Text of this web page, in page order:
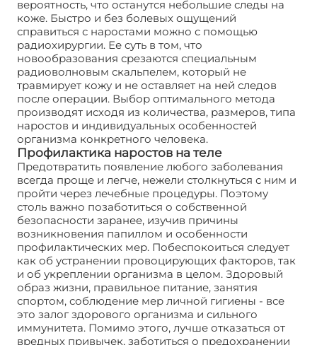
вероятность, что останутся небольшие следы на
коже. Быстро и без болевых ощущений
справиться с наростами можно с помощью
радиохирургии. Ее суть в том, что
новообразования срезаются специальным
радиоволновым скальпелем, который не
травмирует кожу и не оставляет на ней следов
после операции. Выбор оптимального метода
производят исходя из количества, размеров, типа
наростов и индивидуальных особенностей
организма конкретного человека.
Профилактика наростов на теле
Предотвратить появление любого заболевания
всегда проще и легче, нежели столкнуться с ним и
пройти через лечебные процедуры. Поэтому
столь важно позаботиться о собственной
безопасности заранее, изучив причины
возникновения папиллом и особенности
профилактических мер. Побеспокоиться следует
как об устранении провоцирующих факторов, так
и об укреплении организма в целом. Здоровый
образ жизни, правильное питание, занятия
спортом, соблюдение мер личной гигиены - все
это залог здорового организма и сильного
иммунитета. Помимо этого, лучше отказаться от
вредных привычек, заботиться о предохранении